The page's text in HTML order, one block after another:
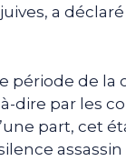
a
période de la
dire par les
part, cet